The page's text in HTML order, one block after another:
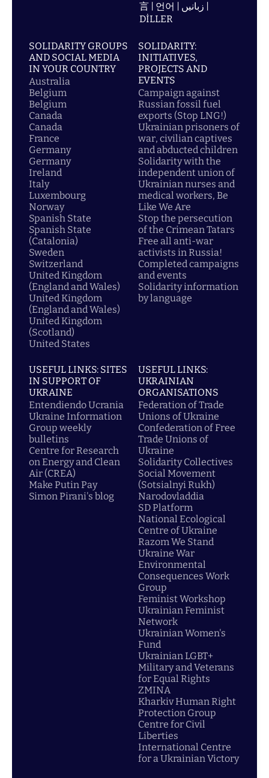
言 | 언어 | زبانیں |
DİLLER
SOLIDARITY GROUPS
AND SOCIAL MEDIA
IN YOUR COUNTRY
Australia
Belgium
Belgium
Canada
Canada
France
Germany
Germany
Ireland
Italy
Luxembourg
Norway
Spanish State
Spanish State
(Catalonia)
Sweden
Switzerland
United Kingdom
(England and Wales)
United Kingdom
(England and Wales)
United Kingdom
(Scotland)
United States
SOLIDARITY:
INITIATIVES,
PROJECTS AND
EVENTS
Campaign against
Russian fossil fuel
exports (Stop LNG!)
Ukrainian prisoners of
war, civilian captives
and abducted children
Solidarity with the
independent union of
Ukrainian nurses and
medical workers, Be
Like We Are
Stop the persecution
of the Crimean Tatars
Free all anti-war
activists in Russia!
Completed campaigns
and events
Solidarity information
by language
USEFUL LINKS: SITES
IN SUPPORT OF
UKRAINE
Entendiendo Ucrania
Ukraine Information
Group weekly
bulletins
Centre for Research
on Energy and Clean
Air (CREA)
Make Putin Pay
Simon Pirani's blog
USEFUL LINKS:
UKRAINIAN
ORGANISATIONS
Federation of Trade
Unions of Ukraine
Confederation of Free
Trade Unions of
Ukraine
Solidarity Collectives
Social Movement
(Sotsialnyi Rukh)
Narodovladdia
SD Platform
National Ecological
Centre of Ukraine
Razom We Stand
Ukraine War
Environmental
Consequences Work
Group
Feminist Workshop
Ukrainian Feminist
Network
Ukrainian Women's
Fund
Ukrainian LGBT+
Military and Veterans
for Equal Rights
ZMINA
Kharkiv Human Right
Protection Group
Centre for Civil
Liberties
International Centre
for a Ukrainian Victory